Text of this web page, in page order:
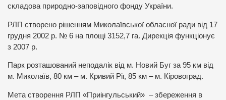
складова природно-заповідного фонду України.
РЛП створено рішенням Миколаївської обласної ради від 17
грудня 2002 р. № 6 на площі 3152,7 га. Дирекція функціонує
з 2007 р.
Парк розташований неподалік від м. Новий Буг за 95 км від
м. Миколаїв, 80 км – м. Кривий Ріг, 85 км – м. Кіровоград.
Мета створення РЛП «Приінгульський» – збереження в